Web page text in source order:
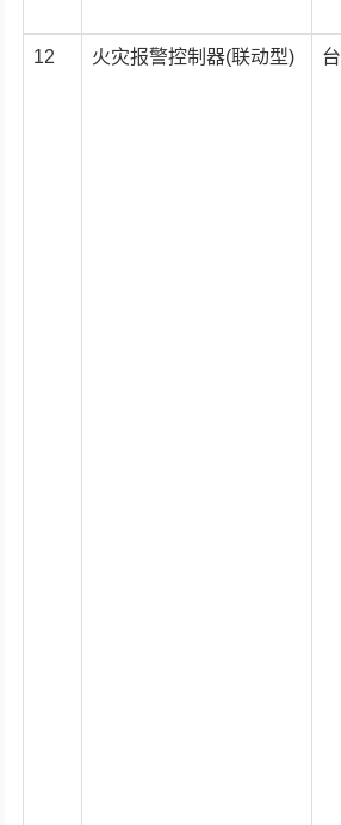
12 火灾报警控制器(联动型) 台